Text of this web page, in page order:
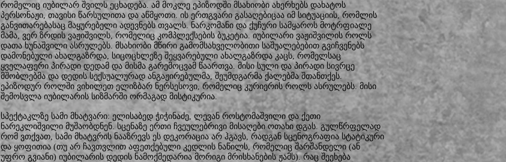
რომელიც იუბილარ შვილს ეცხადება. ამ მოკლე ეპიზოდში მსახიობი ახერხებს დახატოს
პერსონაჟი, თავისი წარსულითა და აწმყოთი. ის ერთგვარი გასაღებიცაა იმ სიტუაციის, რომლის
განვითარებასაც მაყურებელი ადევნებს თვალს. ნარკომანი და ქუჩური სამყაროს მოტრფიალე
მამა, ვერ ზრდის ვაჟიშვილს, რომელიც კომპლექსების ბუკეტია. იუბილარი ვაჟიშვილის როლს
დათა ხუნაშვილი ასრულებს. მსახიობი მწირი გამომსახველობითი საშუალებებით გვიჩვენებს
დამონებული ახალგაზრდა, სიცოცხლეზე შეყვარებული ახალგაზრდა კაცს, რომელსაც
ყველაფერი პირადი დედამ და მისმა გარემოცვამ წაართვა. მისი სული და პირადი სივრცე
მშობლებმა და დედის სექსუალურად ანგაჟირებულმა, შეუმდგარმა ქალებმა შთანთქეს.
ეპიზოდურ როლში ვიხილეთ ელიზბარ ნერსესოვი, რომელიც კურიერის როლს ასრულებს. მისი
შემოსვლა იუბილარის სიზმარში ორმაგად მისტიკურია.
სპექტაკლზე სამი მხატვარი: ელისაბედ ჭიჭინაძე, ლევან როსტომაშვილი და ქეთი
ნარეკლიშვილი მუშაობდნენ. სცენაზე ერთი ჩვეულებრივი მისაღები ოთახი დგას. გულწრფელად
რომ ვთქვათ, სამი მხატვრის ნააზრევს ეს დეკორაცია არ ჰგავს, რადგან სცენოგრაფია სტატიკური
და ყოფითია (თუ არ ჩავთვლით აფეთქებული კედლის ნაწილს, რომელიც შარშანდელი (ან
უფრო გვიანი) იუბილარის დედის ნამოქმედარია მორიგი მრისხანების ჟამს). რაც შეეხება